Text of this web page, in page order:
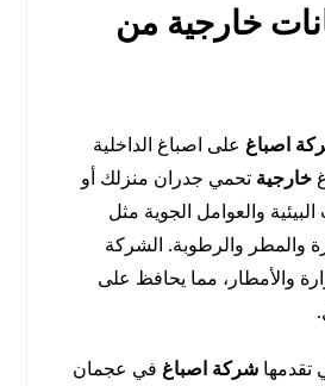
خارجية من
اصباغ على اصباغ الداخلية
خارجية تحمي جدران منزلك أو
والعوامل الجوية مثل
والمطر والرطوبة. الشركة
والأمطار، مما يحافظ على
تقدمهاشركة اصباغ في عجمان